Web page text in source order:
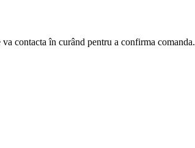
contacta în curând pentru a confirma comanda.